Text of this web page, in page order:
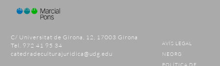
C/ Universitat de Girona, 12, 17003 Girona
Tel. 972 41 95 34
catedradeculturajuridica@udg.edu
AVÍS LEGAL
NEORG
POLÍTICA DE